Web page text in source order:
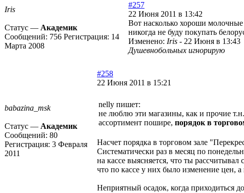
Iris
Статус — Академик
Сообщений: 756 Регистрация: 14
Марта 2008
#257
22 Июня 2011 в 13:42
Вот насколько хороши
никогда не буду покупать
Изменено: Iris - 22 Июня в 13:43
Душевнобольных игнорирую
babazina_msk
Статус — Академик
Сообщений: 80
Регистрация: 3 Февраля
2011
#258
22 Июня 2011 в 15:21
nelly пишет:
не люблю эти магазины, как и прочие
ассортимент пошире, порядок в
Насчет порядка в торговом зале
Систематически раз в месяц по
на кассе выясняется, что ты
что по кассе у них было изменение цен,
Неприятный осадок, когда приходиться